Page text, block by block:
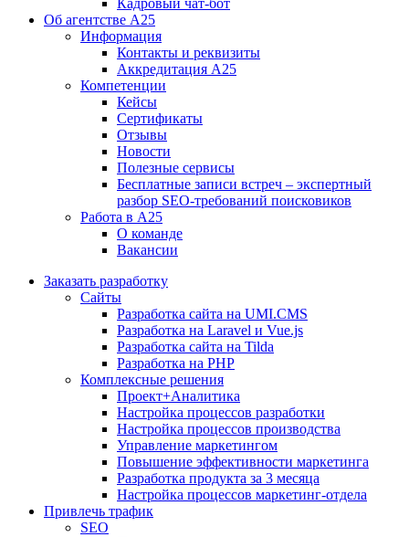
Кадровый чат-бот
Об агентстве А25
Информация
Контакты и реквизиты
Аккредитация А25
Компетенции
Кейсы
Сертификаты
Отзывы
Новости
Полезные сервисы
Бесплатные записи встреч – экспертный
разбор SEO-требований поисковиков
Работа в А25
О команде
Вакансии
Заказать разработку
Сайты
Разработка сайта на UMI.CMS
Разработка на Laravel и Vue.js
Разработка сайта на Tilda
Разработка на PHP
Комплексные решения
Проект+Аналитика
Настройка процессов разработки
Настройка процессов производства
Управление маркетингом
Повышение эффективности маркетинга
Разработка продукта за 3 месяца
Настройка процессов маркетинг-отдела
Привлечь трафик
SEO